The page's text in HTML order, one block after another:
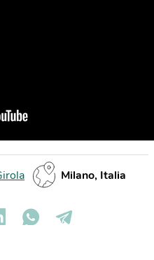
Milano, Italia